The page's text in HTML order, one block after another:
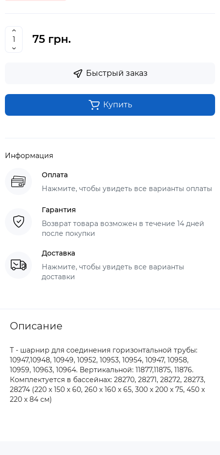
75 грн.
Быстрый заказ
Купить
Информация
Оплата
Нажмите, чтобы увидеть все варианты оплаты
Гарантия
Возврат товара возможен в течение 14 дней
после покупки
Доставка
Нажмите, чтобы увидеть все варианты
доставки
Описание
Т - шарнир для соединения горизонтальной трубы:
10947,10948, 10949, 10952, 10953, 10954, 10947, 10958,
10959, 10963, 10964. Вертикальной: 11877,11875, 11876.
Комплектуется в бассейнах: 28270, 28271, 28272, 28273,
28274 (220 х 150 х 60, 260 х 160 х 65, 300 х 200 х 75, 450 х
220 х 84 см)